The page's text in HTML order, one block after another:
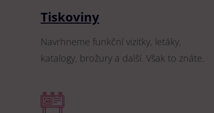
Tiskoviny
Navrhneme funkční vizitky, letáky,
katalogy, brožury a další. Však to znáte.